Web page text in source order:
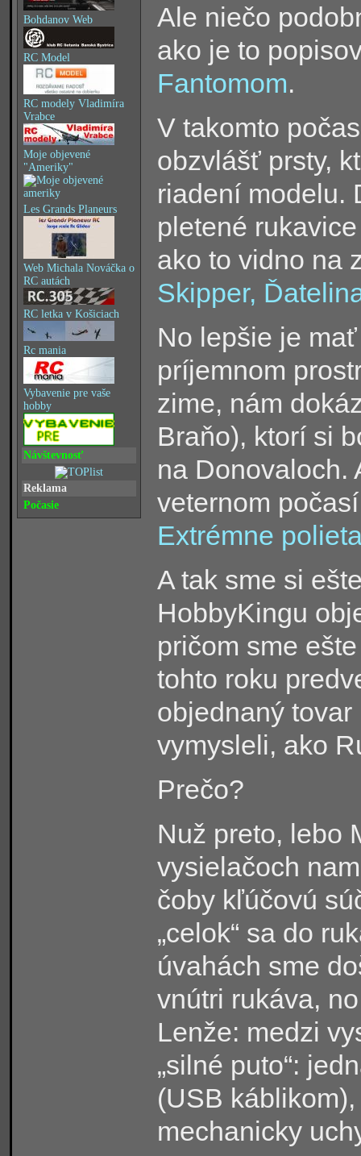
Bohdanov Web
RC Model
RC modely Vladimíra
Vrabce
Moje objevené
"Ameriky"
Les Grands Planeurs
Web Michala Nováčka o
RC autách
RC letka v Košiciach
Rc mania
Vybavenie pre vaše
hobby
Návštevnosť
Reklama
Počasie
Ale niečo
ako je to
Fantomom.
V takomto
obzvlášť prsty,
riadení modelu.
pletené
ako to vidno na
Skipper,
No lepšie je
príjemnom
zime, nám
Braňo), ktorí si
na Donovaloch.
veternom
Extrémne
A tak sme si
HobbyKingu
pričom sme
tohto roku
objednaný
vymysleli, ako
Prečo?
Nuž preto, lebo
vysielačoch
čoby kľúčovú
„celok“ sa do
úvahách sme
vnútri rukáva,
Lenže: medzi
„silné puto“:
(USB
mechanicky